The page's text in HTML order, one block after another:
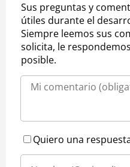
Sus preguntas y
útiles durante el
Siempre leemos sus
solicita, le
posible.
Quiero una